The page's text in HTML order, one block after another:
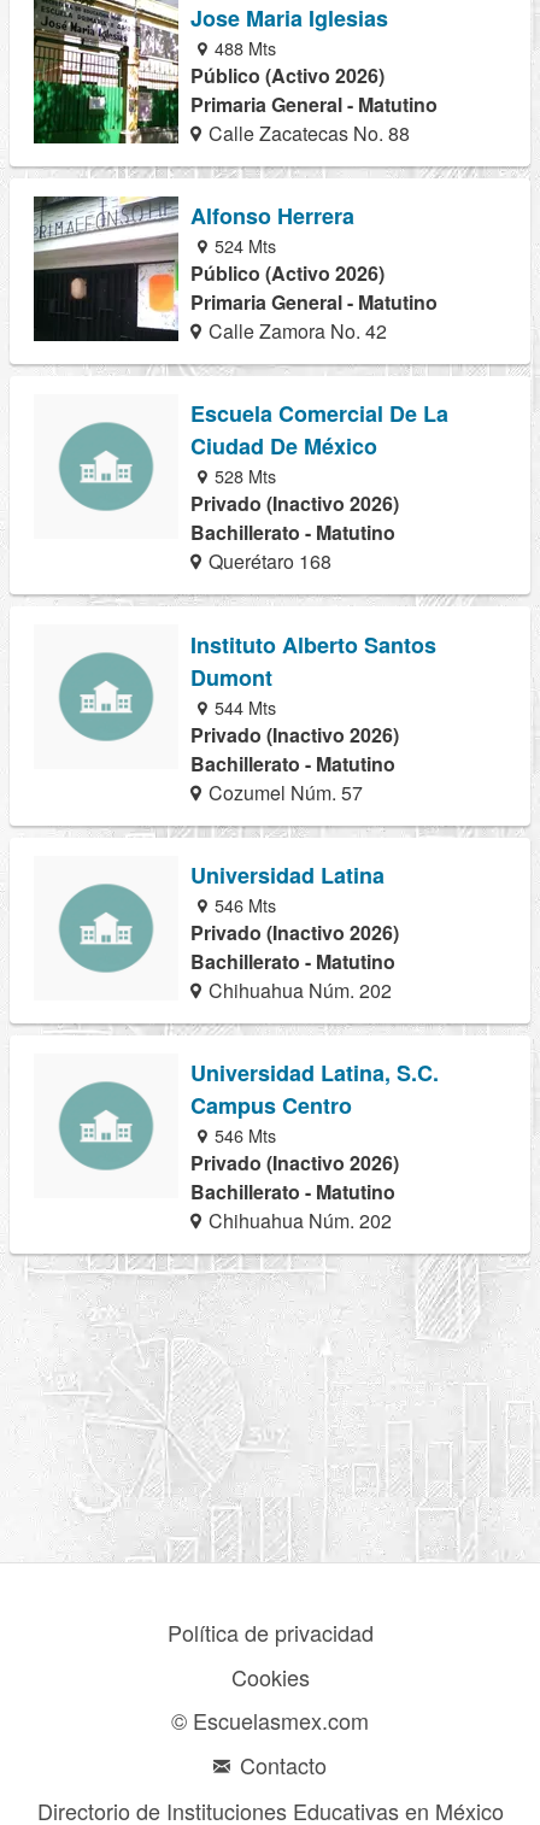
Jose Maria Iglesias
488 Mts
Público (Activo 2026)
Primaria General - Matutino
Calle Zacatecas No. 88
Alfonso Herrera
524 Mts
Público (Activo 2026)
Primaria General - Matutino
Calle Zamora No. 42
Escuela Comercial De La
Ciudad De México
528 Mts
Privado (Inactivo 2026)
Bachillerato - Matutino
Querétaro 168
Instituto Alberto Santos
Dumont
544 Mts
Privado (Inactivo 2026)
Bachillerato - Matutino
Cozumel Núm. 57
Universidad Latina
546 Mts
Privado (Inactivo 2026)
Bachillerato - Matutino
Chihuahua Núm. 202
Universidad Latina, S.C.
Campus Centro
546 Mts
Privado (Inactivo 2026)
Bachillerato - Matutino
Chihuahua Núm. 202
Política de privacidad
Cookies
© Escuelasmex.com
Contacto
Directorio de Instituciones Educativas en México